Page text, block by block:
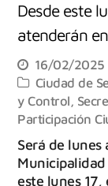
Desde este
atenderán
16/02/2025
Ciudad de
y Control,
Participación
Será de lunes
este lunes 17,